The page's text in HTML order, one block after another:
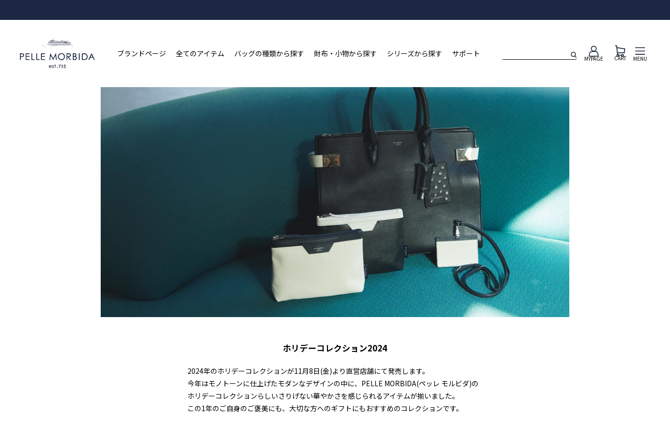
ブランドページ 全てのアイテム バッグの種類から探す 財布・小物から探す シリーズから探す サポート
MYPAGE CART MENU
ホリデーコレクション2024
2024年のホリデーコレクションが11月8日(金)より直営店舗にて発売します。
今年はモノトーンに仕上げたモダンなデザインの中に、PELLE MORBIDA(ペッレ モルビダ)の
ホリデーコレクションらしいさりげない華やかさを感じられるアイテムが揃いました。
この1年のご自身のご褒美にも、大切な方へのギフトにもおすすめのコレクションです。